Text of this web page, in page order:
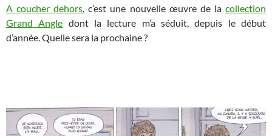
A coucher dehors, c’est une nouvelle œuvre de lacollection
Grand Angle dont la lecture m’a séduit, depuis le début
d’année. Quelle sera la prochaine ?